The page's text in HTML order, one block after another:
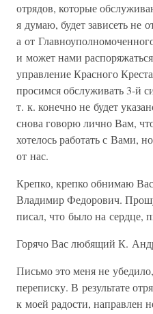
отрядов, которые
я думаю, будет зависеть не
а от
и может нами
управление Красного
просимся обслуживать 3-й
т. к. конечно не будет
снова говорю лично Вам,
хотелось работать с Вами,
от нас.
Крепко, крепко обнимаю
Владимир Федорович.
писал, что было на сердце,
Горячо Вас любящий К.
Письмо это меня не
переписку. В результате
к моей радости, направлен